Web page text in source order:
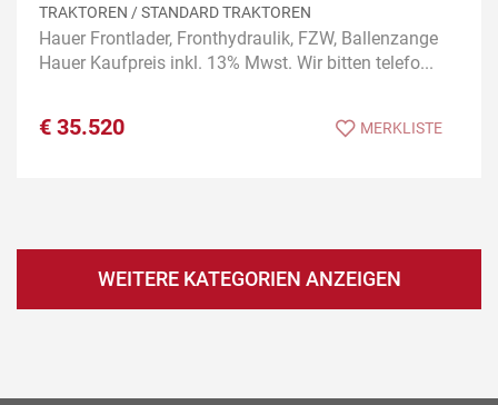
TRAKTOREN / STANDARD TRAKTOREN
Hauer Frontlader, Fronthydraulik, FZW, Ballenzange
Hauer Kaufpreis inkl. 13% Mwst. Wir bitten telefo...
€ 35.520 MERKLISTE
WEITERE KATEGORIEN ANZEIGEN